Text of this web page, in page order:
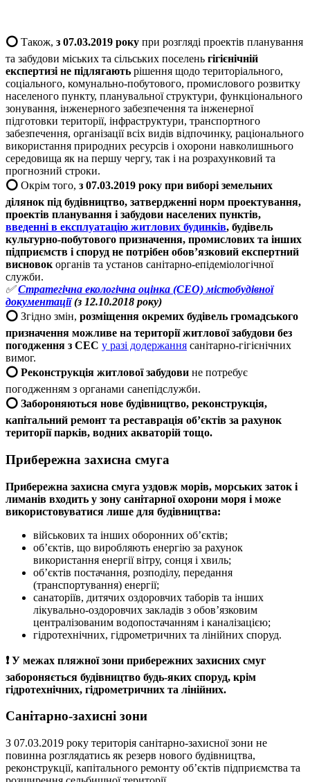
⭕️ Також, з 07.03.2019 року при розгляді проектів планування
та забудови міських та сільських поселень гігієнічній
експертизі не підлягають рішення щодо територіального,
соціального, комунально-побутового, промислового розвитку
населеного пункту, планувальної структури, функціонального
зонування, інженерного забезпечення та інженерної
підготовки території, інфраструктури, транспортного
забезпечення, організації всіх видів відпочинку, раціонального
використання природних ресурсів і охорони навколишнього
середовища як на першу чергу, так і на розрахунковий та
прогнозний строки.
⭕️ Окрім того, з 07.03.2019 року при виборі земельних
ділянок під будівництво, затвердженні норм проектування,
проектів планування і забудови населених пунктів,
введенні в експлуатацію житлових будинків, будівель
культурно-побутового призначення, промислових та інших
підприємств і споруд не потрібен обов’язковий експертний
висновок органів та установ санітарно-епідеміологічної
служби.
✅Стратегічна екологічна оцінка (СЕО) містобудівної
документації(з 12.10.2018 року)
⭕️ Згідно змін, розміщення окремих будівель громадського
призначення можливе на території житлової забудови без
погодження з СЕС у разі додержання санітарно-гігієнічних
вимог.
⭕️ Реконструкція житлової забудови не потребує
погодженням з органами санепідслужби.
⭕️ Забороняються нове будівництво, реконструкція,
капітальний ремонт та реставрація об’єктів за рахунок
території парків, водних акваторій тощо.
Прибережна захисна смуга
Прибережна захисна смуга уздовж морів, морських заток і
лиманів входить у зону санітарної охорони моря і може
використовуватися лише для будівництва:
військових та інших оборонних об’єктів;
об’єктів, що виробляють енергію за рахунок
використання енергії вітру, сонця і хвиль;
об’єктів постачання, розподілу, передання
(транспортування) енергії;
санаторіїв, дитячих оздоровчих таборів та інших
лікувально-оздоровчих закладів з обов’язковим
централізованим водопостачанням і каналізацією;
гідротехнічних, гідрометричних та лінійних споруд.
❗️ У межах пляжної зони прибережних захисних смуг
забороняється будівництво будь-яких споруд, крім
гідротехнічних, гідрометричних та лінійних.
Санітарно-захисні зони
З 07.03.2019 року територія санітарно-захисної зони не
повинна розглядатись як резерв нового будівництва,
реконструкції, капітального ремонту об’єктів підприємства та